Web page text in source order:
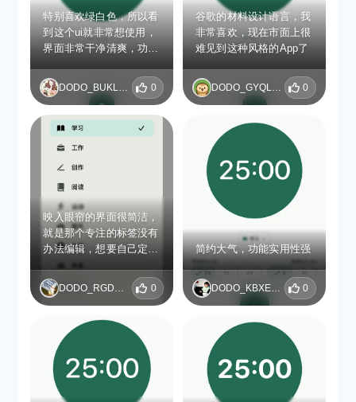
希望后续可以增加更多数
据统计的小功能，整体体
验很棒！
特别喜欢绿白色，所以看
到这个ui就非常想使用，
界面非常干净清爽，功能
工具帮助adhd完成事情
DODO_BUKLUQQP 0
谷歌的材料设计语言，我
非常喜欢，现在市面上很
难见到这种风格的App了
DODO_GYQLAQHI 0
映入眼帘的界面很简洁，
就是那个专注的标签没有
办法编辑，想要自己定义
备注
0
简约大气，功能实用性强
0